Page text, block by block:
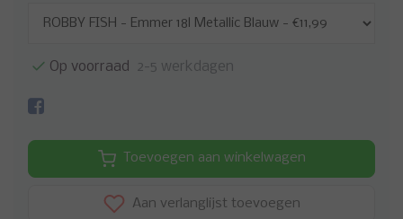
Op voorraad 2-5 werkdagen
Toevoegen aan winkelwagen
Aan verlanglijst toevoegen